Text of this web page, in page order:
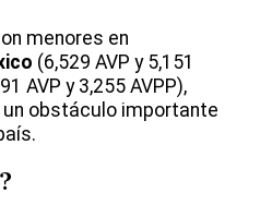
menores en
(6,529 AVP y 5,151
AVP y 3,255 AVPP),
obstáculo importante
?